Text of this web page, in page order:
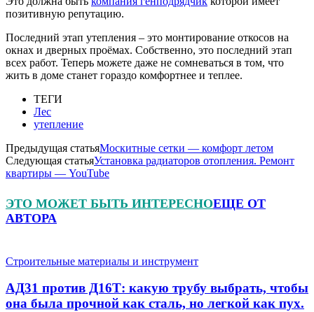
позитивную репутацию.
Последний этап утепления – это монтирование откосов на
окнах и дверных проёмах. Собственно, это последний этап
всех работ. Теперь можете даже не сомневаться в том, что
жить в доме станет гораздо комфортнее и теплее.
ТЕГИ
Лес
утепление
Предыдущая статьяМоскитные сетки — комфорт летом
Следующая статьяУстановка радиаторов отопления. Ремонт
квартиры — YouTube
ЭТО МОЖЕТ БЫТЬ ИНТЕРЕСНОЕЩЕ ОТ
АВТОРА
Строительные материалы и инструмент
АД31 против Д16Т: какую трубу выбрать, чтобы
она была прочной как сталь, но легкой как пух.